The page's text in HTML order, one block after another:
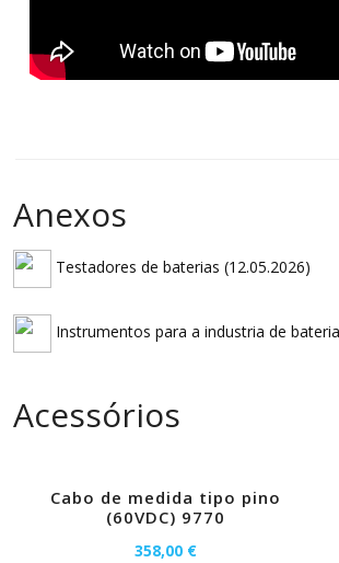
Anexos
Testadores de baterias (12.05.2026)
Instrumentos para a industria de
Acessórios
Cabo de medida tipo pino
(60VDC) 9770
358,00 €